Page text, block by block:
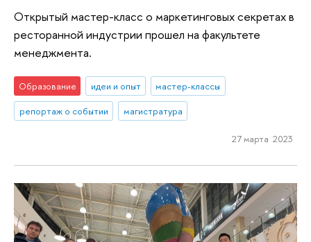
Открытый мастер-класс о маркетинговых секретах в
ресторанной индустрии прошел на факультете
менеджмента.
Образование идеи и опыт
мастер-классы
репортаж о событии
магистратура
27 марта 2023